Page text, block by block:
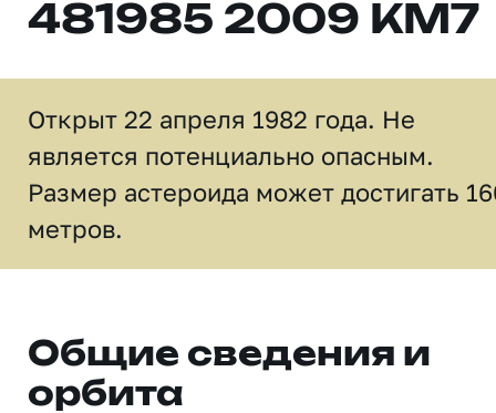
481985 2009 KM7
Открыт 22 апреля 1982 года. Не
является потенциально опасным.
Размер астероида может достигать
метров.
Общие сведения и
орбита